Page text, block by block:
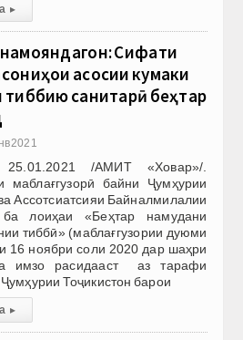
▸
Сифати
асосии кумаки
тиббию санитарӣ беҳтар
2021
/АМИТ «Ховар»/.
маблағгузорӣ байни Ҷумҳурии
Ассотсиатсияи Байналмилалии
лоиҳаи «Беҳтар намудани
тиббӣ» (маблағгузории дуюми
16 ноябри соли 2020 дар шаҳри
имзо расидааст аз тарафи
Тоҷикистон барои
▸